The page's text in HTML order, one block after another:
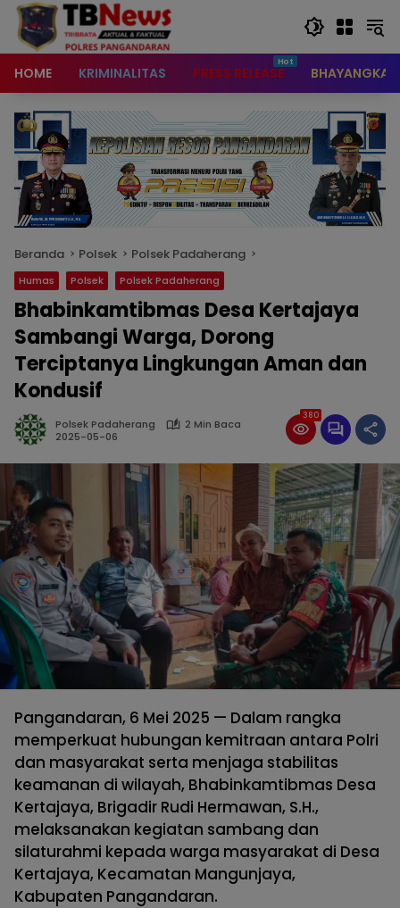
content
HOME KRIMINALITAS PRESS RELEASE BHAYANGKARI
Beranda Polsek Polsek Padaherang
Humas Polsek Polsek Padaherang
Bhabinkamtibmas Desa Kertajaya
Sambangi Warga, Dorong
Terciptanya Lingkungan Aman dan
Kondusif
Polsek Padaherang
2 Min Baca
2025-05-06
380
Pangandaran, 6 Mei 2025 — Dalam rangka
memperkuat hubungan kemitraan antara Polri
dan masyarakat serta menjaga stabilitas
keamanan di wilayah, Bhabinkamtibmas Desa
Kertajaya, Brigadir Rudi Hermawan, S.H.,
melaksanakan kegiatan sambang dan
silaturahmi kepada warga masyarakat di Desa
Kertajaya, Kecamatan Mangunjaya,
Kabupaten Pangandaran.